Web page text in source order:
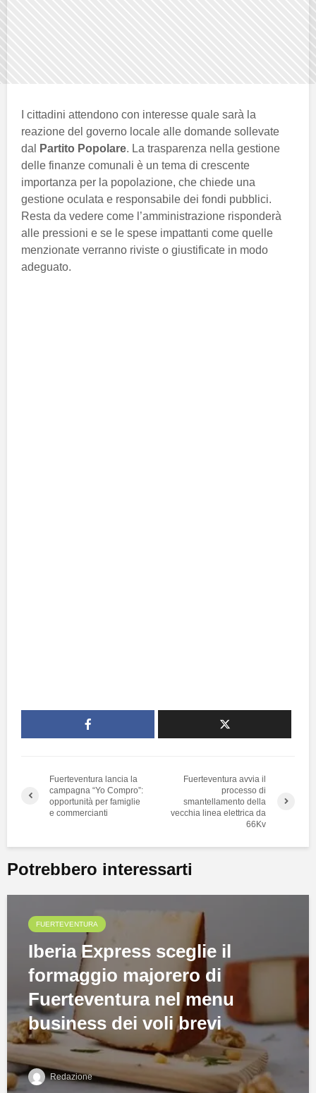
I cittadini attendono con interesse quale sarà la
reazione del governo locale alle domande sollevate
dal
Partito Popolare. La trasparenza nella gestione
delle finanze comunali è un tema di crescente
importanza per la popolazione, che chiede una
gestione oculata e responsabile dei fondi pubblici.
Resta da vedere come l’amministrazione risponderà
alle pressioni e se le spese impattanti come quelle
menzionate verranno riviste o giustificate in modo
adeguato.
Fuerteventura lancia la
campagna “Yo Compro”:
opportunità per famiglie
e commercianti
Fuerteventura avvia il
processo di
smantellamento della
vecchia linea elettrica da
66Kv
Potrebbero interessarti
FUERTEVENTURA
Iberia Express sceglie il
formaggio majorero di
Fuerteventura nel menu
business dei voli brevi
Redazione